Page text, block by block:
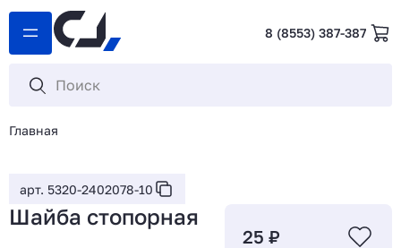
8 (8553) 387-387
Главная
арт. 5320-2402078-10
Шайба стопорная
25 ₽